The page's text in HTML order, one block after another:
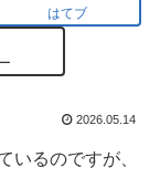
はてブ
2026.05.14
いるのですが、